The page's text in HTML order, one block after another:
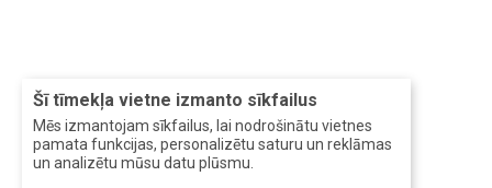
Šī tīmekļa vietne izmanto sīkfailus
Mēs izmantojam sīkfailus, lai nodrošinātu vietnes
pamata funkcijas, personalizētu saturu un reklāmas
un analizētu mūsu datu plūsmu.